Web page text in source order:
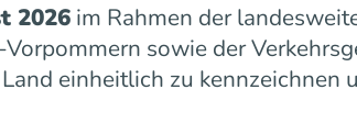
2026 im Rahmen der
sowie der
einheitlich zu kennzeichnen